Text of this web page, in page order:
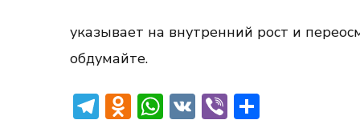
указывает на внутренний рост и
обдумайте.
Telegram
Odnoklassniki
WhatsApp
VKViber